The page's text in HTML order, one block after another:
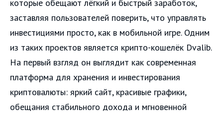
которые обещают лёгкий и быстрый заработок,
заставляя пользователей поверить, что управлять
инвестициями просто, как в мобильной игре. Одним
из таких проектов является крипто-кошелёк Dvalib.
На первый взгляд он выглядит как современная
платформа для хранения и инвестирования
криптовалюты: яркий сайт, красивые графики,
обещания стабильного дохода и мгновенной